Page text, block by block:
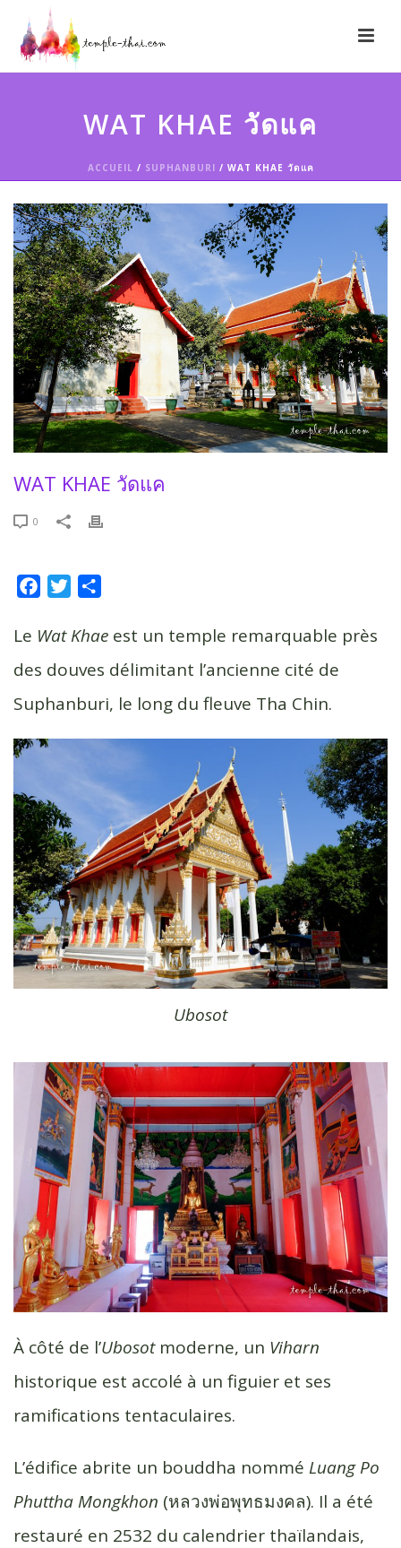
WAT KHAE วัดแค
ACCUEIL / SUPHANBURI / WAT KHAE วัดแค
WAT KHAE วัดแค
0
c
b
o
k
i
t
e
r
a
g
Le Wat Khae est un temple remarquable près
des douves délimitant l’ancienne cité de
Suphanburi, le long du fleuve Tha Chin.
Ubosot
À côté de l’Ubosotmoderne, un Viharn
historique est accolé à un figuier et ses
ramifications tentaculaires.
L’édifice abrite un bouddha nommé Luang Po
Phuttha Mongkhon (หลวงพ่อ​พุทธ​มงคล). Il a été
restauré en 2532 du calendrier thaïlandais,